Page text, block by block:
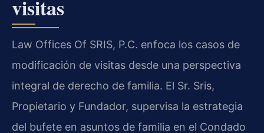
visitas
Law Offices Of SRIS, P.C. enfoca los casos de
modificación de visitas desde una perspectiva
integral de derecho de familia. El Sr. Sris,
Propietario y Fundador, supervisa la estrategia
del bufete en asuntos de familia en el Condado